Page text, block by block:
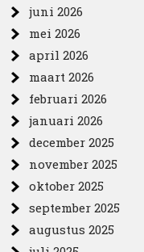
juni 2026
mei 2026
april 2026
maart 2026
februari 2026
januari 2026
december 2025
november 2025
oktober 2025
september 2025
augustus 2025